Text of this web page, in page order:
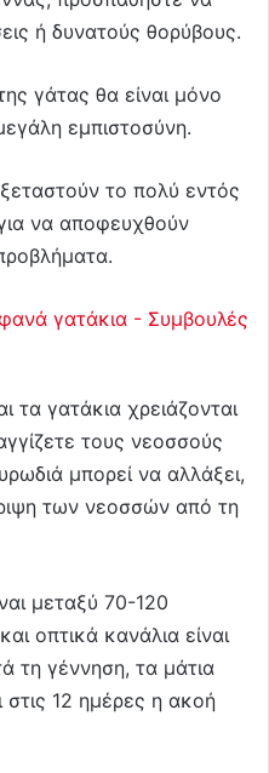
ή δυνατούς θορύβους.
γάτας θα είναι μόνο
εμπιστοσύνη.
το πολύ εντός
να αποφευχθούν
γατάκια - Συμβουλές
τα γατάκια χρειάζονται
τους νεοσσούς
μπορεί να αλλάξει,
των νεοσσών από τη
μεταξύ 70-120
οπτικά κανάλια είναι
τη γέννηση, τα μάτια
12 ημέρες η ακοή